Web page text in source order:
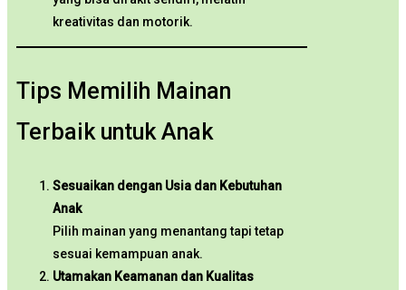
kreativitas dan motorik.
Tips Memilih Mainan
Terbaik untuk Anak
Sesuaikan dengan Usia dan Kebutuhan
Anak
Pilih mainan yang menantang tapi tetap
sesuai kemampuan anak.
Utamakan Keamanan dan Kualitas